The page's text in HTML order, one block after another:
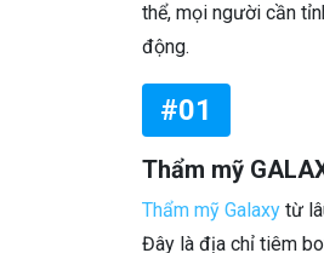
thể, mọi người cần
động.
#01
Thẩm mỹ
Thẩm mỹ Galaxy từ
Đây là địa chỉ tiêm